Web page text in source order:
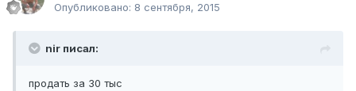
Опубликовано: 8 сентября, 2015
nir писал:
продать за 30 тыс